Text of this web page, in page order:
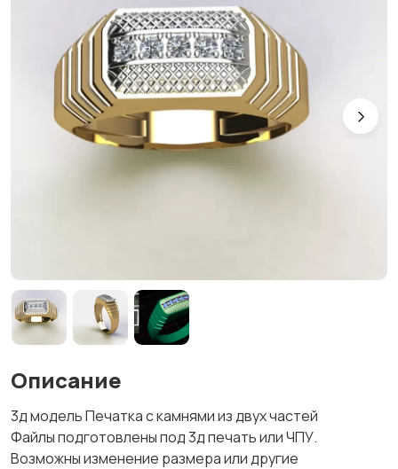
Описание
3д модель Печатка с камнями из двух частей
Файлы подготовлены под 3д печать или ЧПУ.
Возможны изменение размера или другие